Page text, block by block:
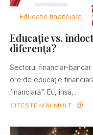
Educatie financiara
Educaţie vs.
diferenţa?
Sectorul financiar-
ore de educaţie
financiară”. Eu, însă,...
CITEȘTE MAI MULT